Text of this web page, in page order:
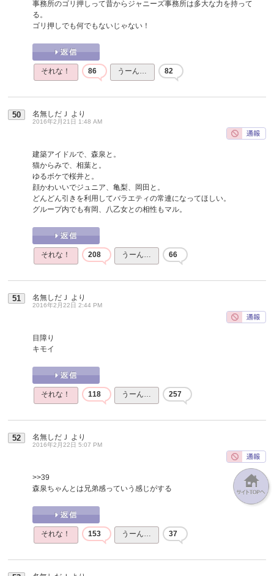
事務所のゴリ押しって昔からジャニーズ事務所は多大な力を持って
る。
ゴリ押しでも何でもないじゃない！
それな！ 86 うーん… 82
50 名無しだＪ より
2016年2月21日 1:48 AM
建築アイドルで、森泉と。
猫からみで、相葉と。
ゆるボケで桜井と。
顔かわいいでジュニア、亀梨、岡田と。
どんどん引きを利用してバラエティの常連になってほしい。
グループ内でも有岡、八乙女との相性もマル。
それな！ 208 うーん… 66
51 名無しだＪ より
2016年2月22日 2:44 PM
目障り
キモイ
それな！ 118 うーん… 257
52 名無しだＪ より
2016年2月22日 5:07 PM
>>39
森泉ちゃんとは兄弟感っていう感じがする
それな！ 153 うーん… 37